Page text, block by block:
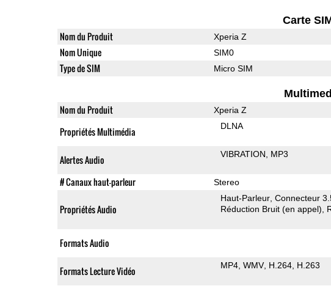
Carte
Nom du Produit Xperia Z
Nom Unique SIM0
Type de SIM Micro SIM
Nom du Produit Xperia Z
Propriétés Multimédia DLNA
Alertes Audio VIBRATION MP3
# Canaux haut-parleur Stereo
Propriétés Audio
Haut-Parleur Connecteur
Réduction Bruit (en appel)
Formats Audio
Formats Lecture Vidéo MP4 WMV H.264 H.263